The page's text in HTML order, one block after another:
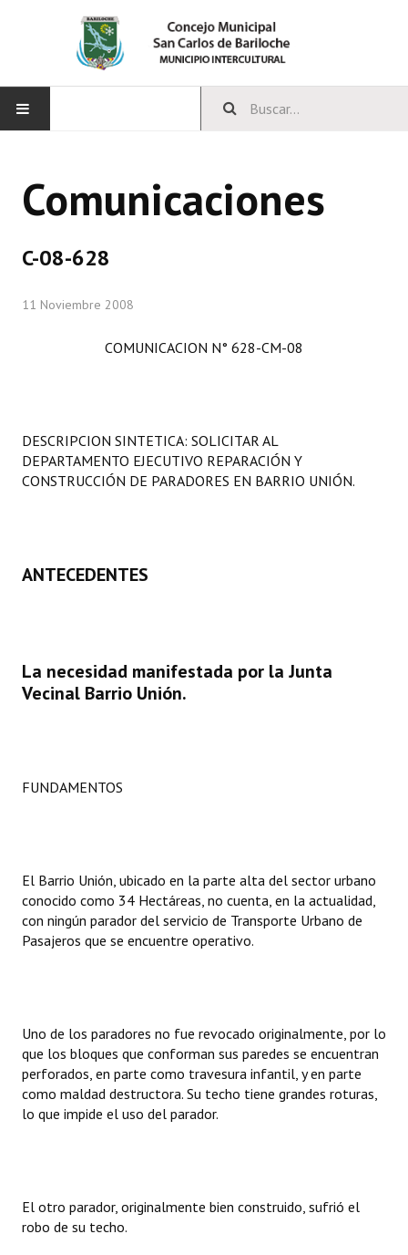
CONCEJO
Comisiones Especiales
LEGISLACIÓN
Carta Orgánica 2007
Organigrama
Informes de Gestión
Actas de Sesión
Informes de Unidad Coordinadora
NORMATIVA
Comunicaciones
Declaraciones
Comunicaciones
C-08-628
11 Noviembre 2008
COMUNICACION N° 628-CM-08
DESCRIPCION SINTETICA: SOLICITAR AL
DEPARTAMENTO EJECUTIVO REPARACIÓN Y
CONSTRUCCIÓN DE PARADORES EN BARRIO UNIÓN.
ANTECEDENTES
La necesidad manifestada por la Junta
Vecinal Barrio Unión.
FUNDAMENTOS
El Barrio Unión, ubicado en la parte alta del sector urbano
conocido como 34 Hectáreas, no cuenta, en la actualidad,
con ningún parador del servicio de Transporte Urbano de
Pasajeros que se encuentre operativo.
Uno de los paradores no fue revocado originalmente, por lo
que los bloques que conforman sus paredes se encuentran
perforados, en parte como travesura infantil, y en parte
como maldad destructora. Su techo tiene grandes roturas,
lo que impide el uso del parador.
El otro parador, originalmente bien construido, sufrió el
robo de su techo.